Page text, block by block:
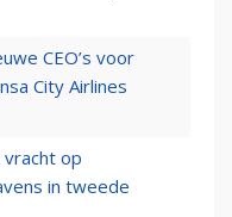
CEO’s voor
City Airlines
op
in tweede